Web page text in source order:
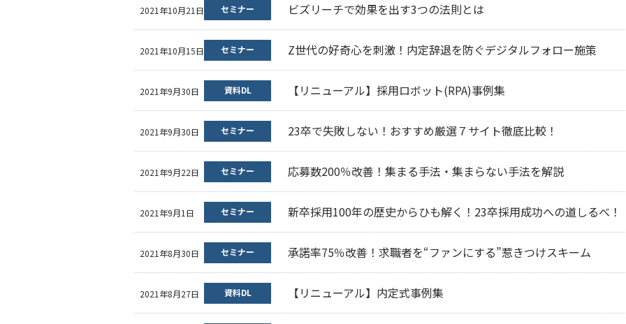
2021年10月21日 セミナー ビズリーチで効果を出す3つの法則とは
2021年10月15日 セミナー Z世代の好奇心を刺激！内定辞退を防ぐデジタルフォロー施策
2021年9月30日 資料DL 【リニューアル】採用ロボット(RPA)事例集
2021年9月30日 セミナー 23卒で失敗しない！おすすめ厳選７サイト徹底比較！
2021年9月22日 セミナー 応募数200％改善！集まる手法・集まらない手法を解説
2021年9月1日 セミナー 新卒採用100年の歴史からひも解く！23卒採用成功への道しるべ！
2021年8月30日 セミナー 承諾率75％改善！求職者を“ファンにする”惹きつけスキーム
2021年8月27日 資料DL 【リニューアル】内定式事例集